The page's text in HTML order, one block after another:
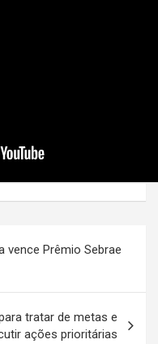
vence Prêmio Sebrae
tratar de metas e
ações prioritárias